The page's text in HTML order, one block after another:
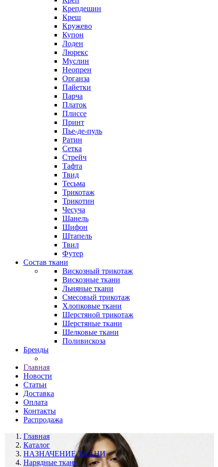
Крепдешин
Креш
Кружево
Купон
Лоден
Люрекс
Муслин
Неопрен
Органза
Пайетки
Парча
Платок
Плиссе
Принт
Пье-де-пуль
Ратин
Сетка
Стрейч
Тафта
Твид
Тесьма
Трикотаж
Трикотин
Чесуча
Шанель
Шифон
Штапель
Твил
Футер
Состав ткани
Вискозный трикотаж
Вискозные ткани
Льняные ткани
Смесовый трикотаж
Хлопковые ткани
Шерстяной трикотаж
Шерстяные ткани
Шелковые ткани
Поливискоза
Бренды
Главная
Новости
Статьи
Доставка
Оплата
Контакты
Распродажа
Главная
Каталог
НАЗНАЧЕНИЕ ТКАНИ
Нарядные ткани